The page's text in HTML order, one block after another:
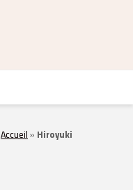
Accueil» Hiroyuki